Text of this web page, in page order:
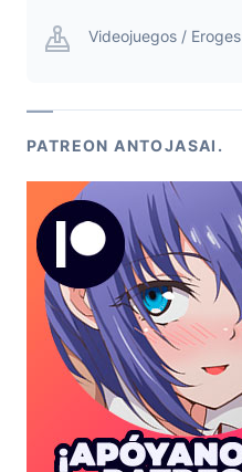
Videojuegos / Eroges
PATREON ANTOJASAI.